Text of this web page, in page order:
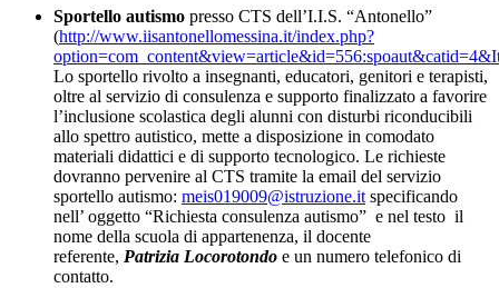
Sportello autismo presso CTS dell’I.I.S. “Antonello”
(http://www.iisantonellomessina.it/index.php?
Lo sportello rivolto a insegnanti, educatori, genitori e terapisti,
oltre al servizio di consulenza e supporto finalizzato a favorire
l’inclusione scolastica degli alunni con disturbi riconducibili
allo spettro autistico, mette a disposizione in comodato
materiali didattici e di supporto tecnologico. Le richieste
dovranno pervenire al CTS tramite la email del servizio
sportello autismo: meis019009@istruzione.it specificando
nell’ oggetto “Richiesta consulenza autismo” e nel testo il
nome della scuola di appartenenza, il docente
referente, Patrizia Locorotondo e un numero telefonico di
contatto.